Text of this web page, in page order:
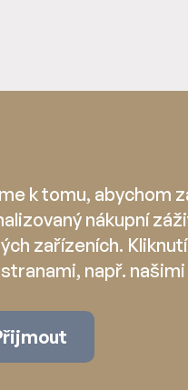
k tomu,
nákupní
zařízeních.
např.